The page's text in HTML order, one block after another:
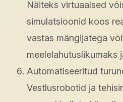
Näiteks virtuaalsed
simulatsioonid koos
vastas mängijatega
meelelahutuslikumaks
Automatiseeritud
Vestlusrobotid ja